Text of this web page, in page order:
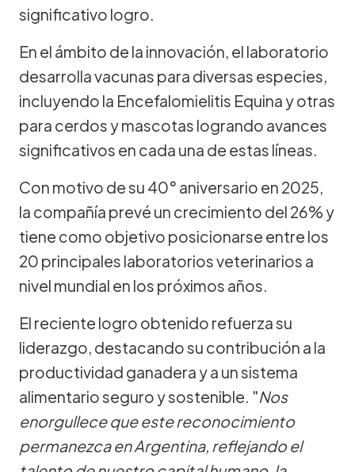
significativo logro.
En el ámbito de la innovación, el laboratorio
desarrolla vacunas para diversas especies,
incluyendo la Encefalomielitis Equina y otras
para cerdos y mascotas logrando avances
significativos en cada una de estas líneas.
Con motivo de su 40° aniversario en 2025,
la compañía prevé un crecimiento del 26% y
tiene como objetivo posicionarse entre los
20 principales laboratorios veterinarios a
nivel mundial en los próximos años.
El reciente logro obtenido refuerza su
liderazgo, destacando su contribución a la
productividad ganadera y a un sistema
alimentario seguro y sostenible. "Nos
enorgullece que este reconocimiento
permanezca en Argentina, reflejando el